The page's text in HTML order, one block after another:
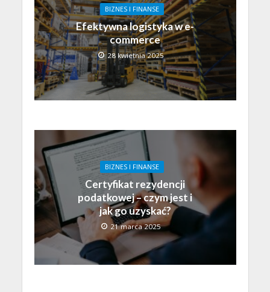
BIZNES I FINANSE
Efektywna logistyka w e-
commerce
28 kwietnia 2025
BIZNES I FINANSE
Certyfikat rezydencji
podatkowej – czym jest i
jak go uzyskać?
21 marca 2025